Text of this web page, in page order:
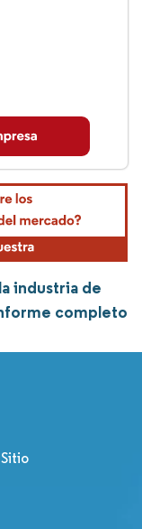
industria de
completo